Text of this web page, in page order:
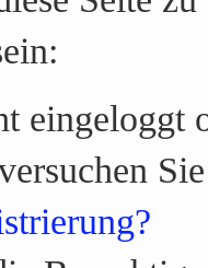
eingeloggt